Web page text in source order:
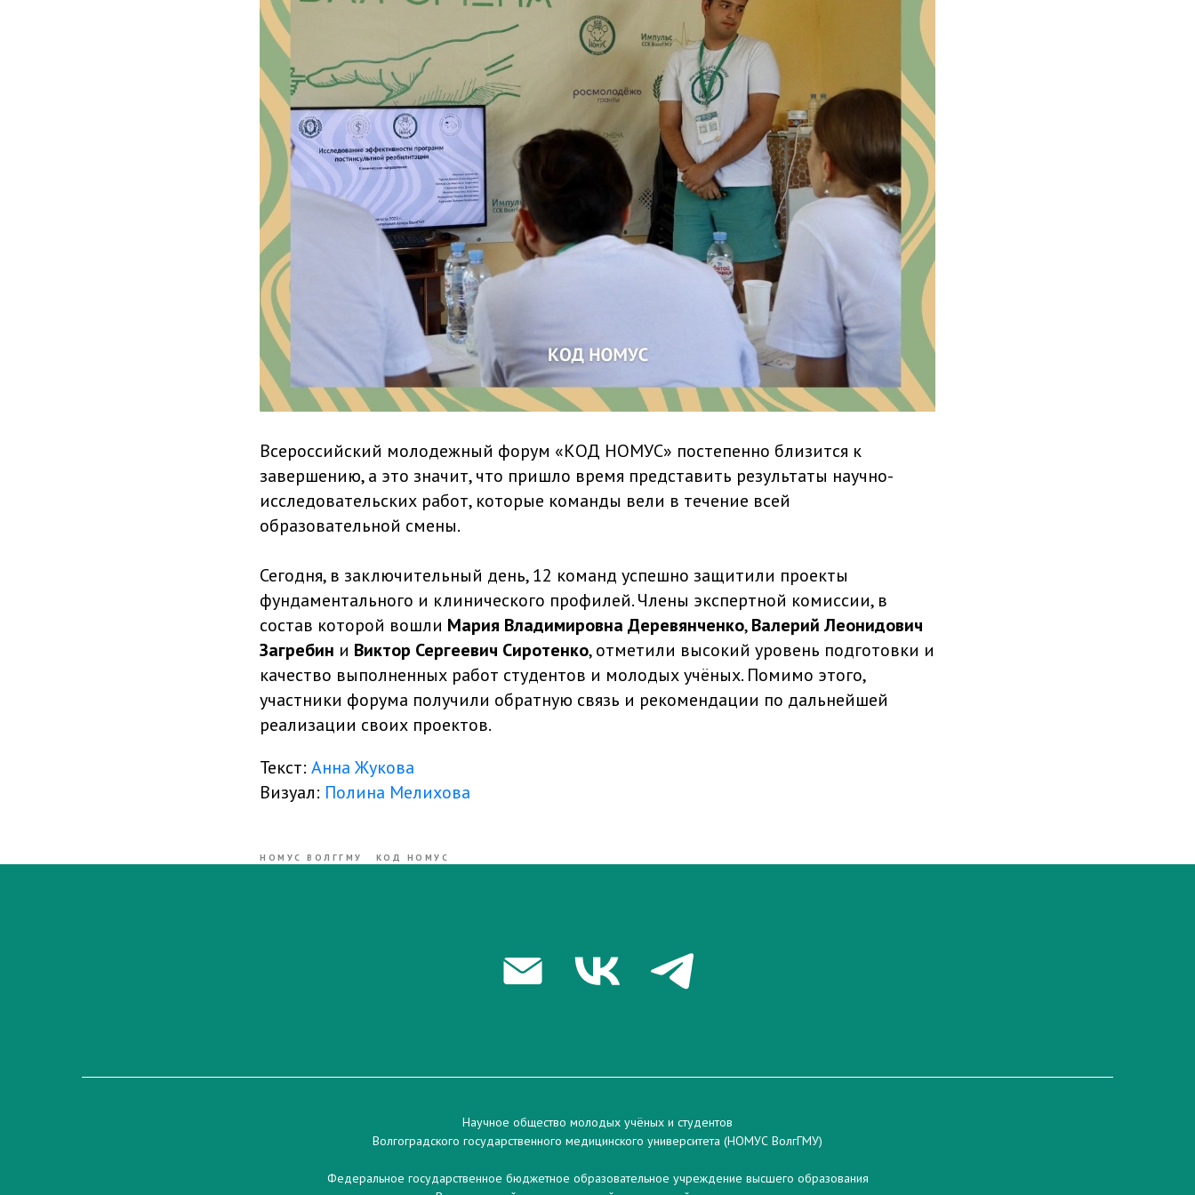
Всероссийский молодежный форум «КОД НОМУС» постепенно близится к
завершению, а это значит, что пришло время представить результаты научно-
исследовательских работ, которые команды вели в течение всей
образовательной смены.
Сегодня, в заключительный день, 12 команд успешно защитили проекты
фундаментального и клинического профилей. Члены экспертной комиссии, в
состав которой вошли Мария Владимировна Деревянченко,Валерий Леонидович
Загребин и Виктор Сергеевич Сиротенко, отметили высокий уровень подготовки и
качество выполненных работ студентов и молодых учёных. Помимо этого,
участники форума получили обратную связь и рекомендации по дальнейшей
реализации своих проектов.
Текст: Анна Жукова
Визуал: Полина Мелихова
НОМУС ВОЛГГМУ КОД НОМУС
Научное общество молодых учёных и студентов
Волгоградского государственного медицинского университета (НОМУС ВолгГМУ)
Федеральное государственное бюджетное образовательное учреждение высшего образования